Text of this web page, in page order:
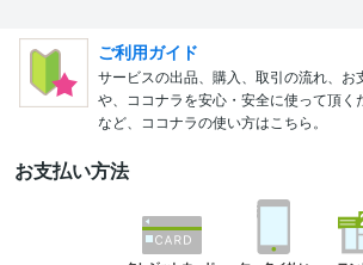
ご利用ガイド
サービスの出品、購入、取引の流れ、お
や、ココナラを安心・安全に使って頂く
など、ココナラの使い方はこちら。
お支払い方法